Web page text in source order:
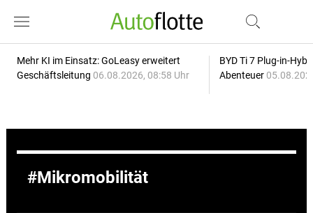
Mehr KI im Einsatz: GoLeasy erweitert
Geschäftsleitung 06.08.2026, 08:58 Uhr
BYD Ti 7 Plug-in-
Abenteuer
Mikromobilität